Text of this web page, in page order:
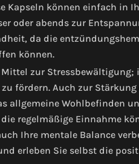
Kapseln können einfach in
oder abends zur
da die
können.
zur
fördern. Auch zur
allgemeine Wohlbefinden
regelmäßige Einnahme
Ihre mentale Balance
erleben Sie selbst die